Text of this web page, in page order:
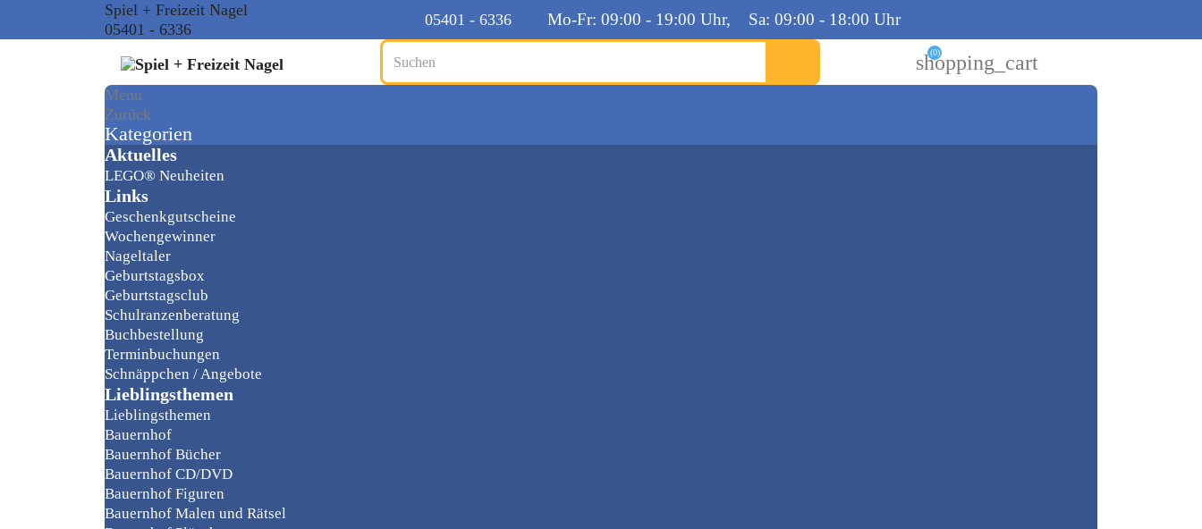
Spiel + Freizeit Nagel
05401 - 6336
05401 - 6336 Mo-Fr: 09:00 - 19:00 Uhr, Sa: 09:00 - 18:00 Uhr
shopping_cart
(0)
Menu
Zurück
Kategorien
Aktuelles
LEGO® Neuheiten
Links
Geschenkgutscheine
Wochengewinner
Nageltaler
Geburtstagsbox
Geburtstagsclub
Schulranzenberatung
Buchbestellung
Terminbuchungen
Schnäppchen / Angebote
Lieblingsthemen
Lieblingsthemen
Bauernhof
Bauernhof Bücher
Bauernhof CD/DVD
Bauernhof Figuren
Bauernhof Malen und Rätsel